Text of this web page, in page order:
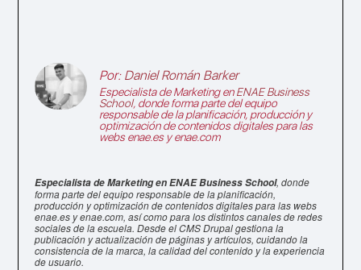
Por: Daniel Román Barker
Especialista de Marketing enENAE Business
School, donde forma parte del equipo
responsable de la planificación, producción y
optimización de contenidos digitales para las
webs enae.es y enae.com
Especialista de Marketing en ENAE Business School, donde
forma parte del equipo responsable de la planificación,
producción y optimización de contenidos digitales para las webs
enae.es y enae.com, así como para los distintos canales de redes
sociales de la escuela. Desde el CMS Drupal gestiona la
publicación y actualización de páginas y artículos, cuidando la
consistencia de la marca, la calidad del contenido y la experiencia
de usuario.